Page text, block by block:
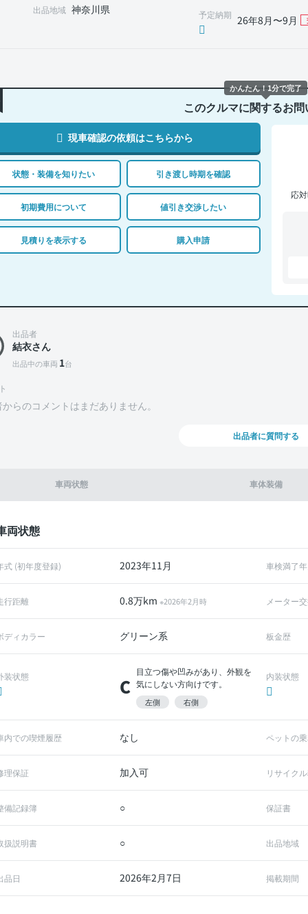
出品地域 神奈川県 予定納期 26年8月〜9月
このクルマに関するお
現車確認の依頼はこちらから
状態・装備を知りたい 引き渡し時期を確認
初期費用について 値引き交渉したい
見積りを表示する 購入申請
応
車両状態 車体装備
両状態
式 (初年度登録) 2023年11月 車検満了
行距離 0.8万km ※2026年2月時 メーター
ディカラー グリーン系 板金歴
装状態 C
目立つ傷や凹みがあり、外観を
気にしない方向けです。
左側 右側
内装状態
内での喫煙履歴 なし ペットの
理保証 加入可 リサイク
備記録簿 ○ 保証書
扱説明書 ○ 出品地域
品日 2026年2月7日 掲載期間
出品者
結衣さん
出品中の車両 1台
らのコメントはまだありません。
出品者に質問する
かんたん！1分で完了